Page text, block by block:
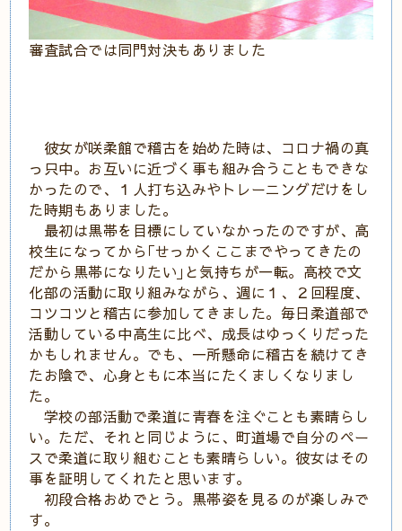
審査試合では同門対決もありました
彼女が咲柔館で稽古を始めた時は、コロナ禍の真
っ只中。お互いに近づく事も組み合うこともできな
かったので、１人打ち込みやトレーニングだけをし
た時期もありました。
最初は黒帯を目標にしていなかったのですが、高
校生になってから｢せっかくここまでやってきたの
だから黒帯になりたい｣と気持ちが一転。高校で文
化部の活動に取り組みながら、週に１、２回程度、
コツコツと稽古に参加してきました。毎日柔道部で
活動している中高生に比べ、成長はゆっくりだった
かもしれません。でも、一所懸命に稽古を続けてき
たお陰で、心身ともに本当にたくましくなりまし
た。
学校の部活動で柔道に青春を注ぐことも素晴らし
い。ただ、それと同じように、町道場で自分のペー
スで柔道に取り組むことも素晴らしい。彼女はその
事を証明してくれたと思います。
初段合格おめでとう。黒帯姿を見るのが楽しみで
す。